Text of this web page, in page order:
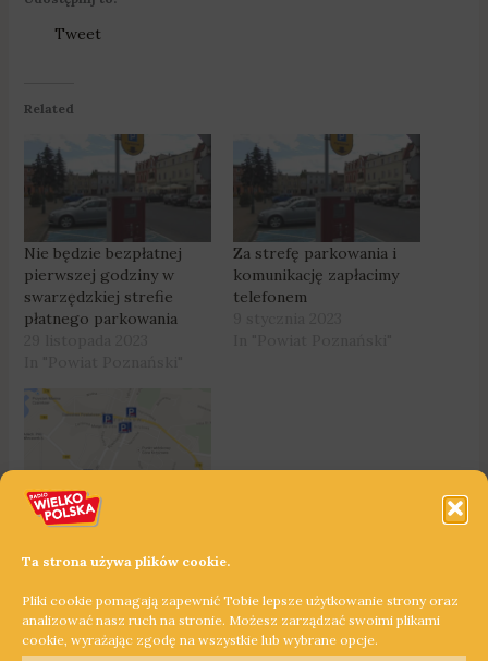
Ta strona używa plików cookie.
Pliki cookie pomagają zapewnić Tobie lepsze użytkowanie strony oraz
analizować nasz ruch na stronie. Możesz zarządzać swoimi plikami
cookie, wyrażając zgodę na wszystkie lub wybrane opcje.
Tweet
Related
Nie będzie bezpłatnej
pierwszej godziny w
swarzędzkiej strefie
płatnego parkowania
Za strefę parkowania i
komunikację zapłacimy
telefonem
Czarnków: Powiększono
strefę parkowania
In "Czarnków"